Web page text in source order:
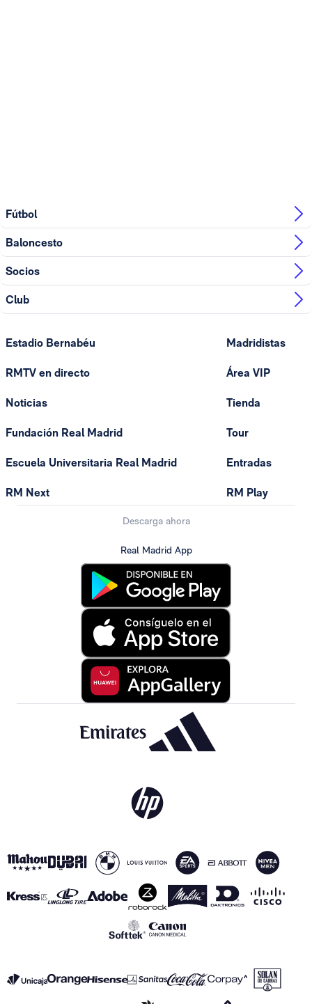
Fútbol
Baloncesto
Socios
Club
Estadio Bernabéu
RMTV en directo
Noticias
Fundación Real Madrid
Escuela Universitaria Real Madrid
RM Next
Madridistas
Área VIP
Tienda
Tour
Entradas
RM Play
Descarga ahora
Real Madrid App